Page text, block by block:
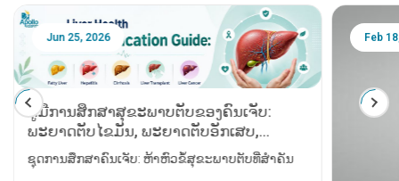
Jun 25, 2026
ຄູ່ມືການສຶກສາສຸຂະພາບຕັບຂອງຄົນເຈັບ:
ພະຍາດຕັບໄຂມັນ, ພະຍາດຕັບອັກເສບ,
ພະຍາດຕັບແຂງ, ​​ການຜ່າຕັດປ່ຽນຕັບ ແລະ
ມະເຮັງຕັບ
ຊຸດການສຶກສາຄົນເຈັບ: ຫ້າຫົວຂໍ້ສຸຂະພາບຕັບທີ່ສຳຄັນ
Feb